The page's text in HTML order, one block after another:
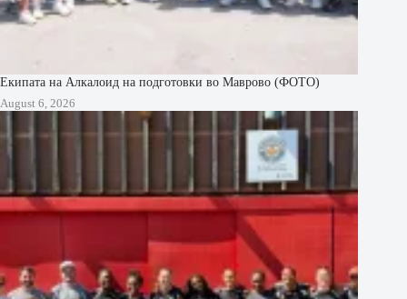
Екипата на Алкалоид на подготовки во Маврово (ФОТО)
August 6, 2026